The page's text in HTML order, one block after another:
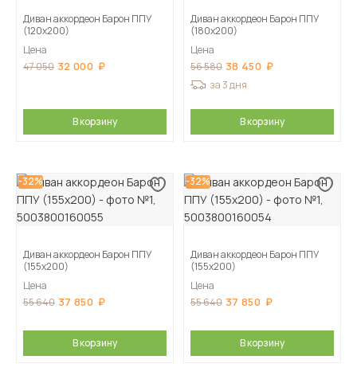
Диван аккордеон Барон ППУ
(120х200)
Цена
47 050 32 000
В корзину
Диван аккордеон Барон ППУ
(180х200)
Цена
56 580 38 450
за 3 дня
В корзину
-32%
Диван аккордеон Барон ППУ
(155х200)
Цена
55 640 37 850
В корзину
-32%
Диван аккордеон Барон ППУ
(155х200)
Цена
55 640 37 850
В корзину